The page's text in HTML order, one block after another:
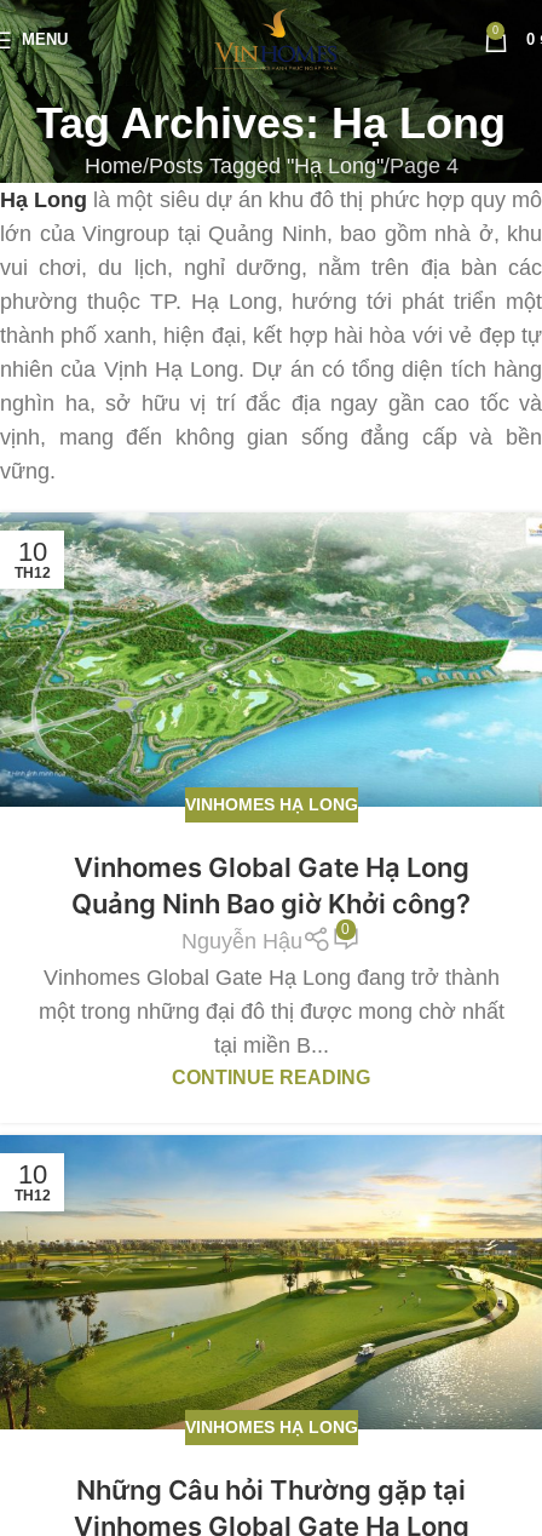
MENU
0
0
Tag Archives: Hạ Long
Home Posts Tagged "Hạ Long" Page 4
Hạ Long là một siêu dự án khu đô thị phức hợp quy mô
lớn của Vingroup tại Quảng Ninh, bao gồm nhà ở, khu
vui chơi, du lịch, nghỉ dưỡng, nằm trên địa bàn các
phường thuộc TP. Hạ Long, hướng tới phát triển một
thành phố xanh, hiện đại, kết hợp hài hòa với vẻ đẹp tự
nhiên của Vịnh Hạ Long. Dự án có tổng diện tích hàng
nghìn ha, sở hữu vị trí đắc địa ngay gần cao tốc và
vịnh, mang đến không gian sống đẳng cấp và bền
vững.
10
TH12
VINHOMES HẠ LONG
Vinhomes Global Gate Hạ Long
Quảng Ninh Bao giờ Khởi công?
Nguyễn Hậu 0
Vinhomes Global Gate Hạ Long đang trở thành
một trong những đại đô thị được mong chờ nhất
tại miền B...
CONTINUE READING
10
TH12
VINHOMES HẠ LONG
Những Câu hỏi Thường gặp tại
Vinhomes Global Gate Hạ Long